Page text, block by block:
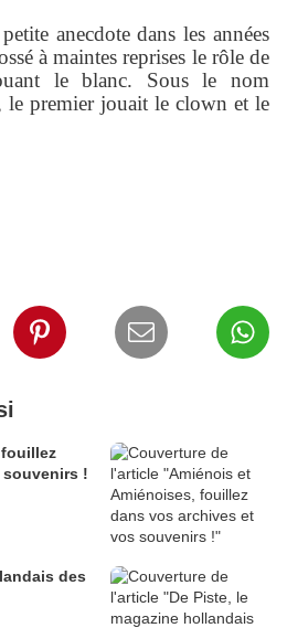
anecdote dans les années
à maintes reprises le rôle de
le blanc. Sous le nom
le premier jouait le clown et le
!
des